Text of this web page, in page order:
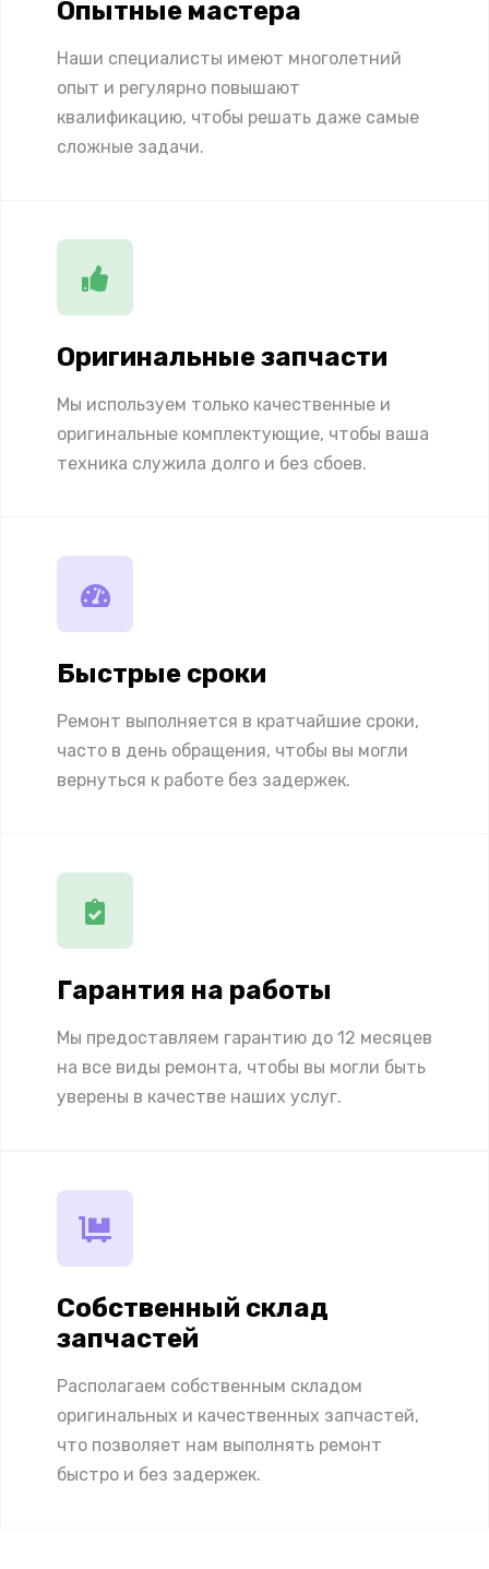
Опытные мастера
Наши специалисты имеют многолетний
опыт и регулярно повышают
квалификацию, чтобы решать даже самые
сложные задачи.
Оригинальные запчасти
Мы используем только качественные и
оригинальные комплектующие, чтобы ваша
техника служила долго и без сбоев.
Быстрые сроки
Ремонт выполняется в кратчайшие сроки,
часто в день обращения, чтобы вы могли
вернуться к работе без задержек.
Гарантия на работы
Мы предоставляем гарантию до 12 месяцев
на все виды ремонта, чтобы вы могли быть
уверены в качестве наших услуг.
Собственный склад
запчастей
Располагаем собственным складом
оригинальных и качественных запчастей,
что позволяет нам выполнять ремонт
быстро и без задержек.